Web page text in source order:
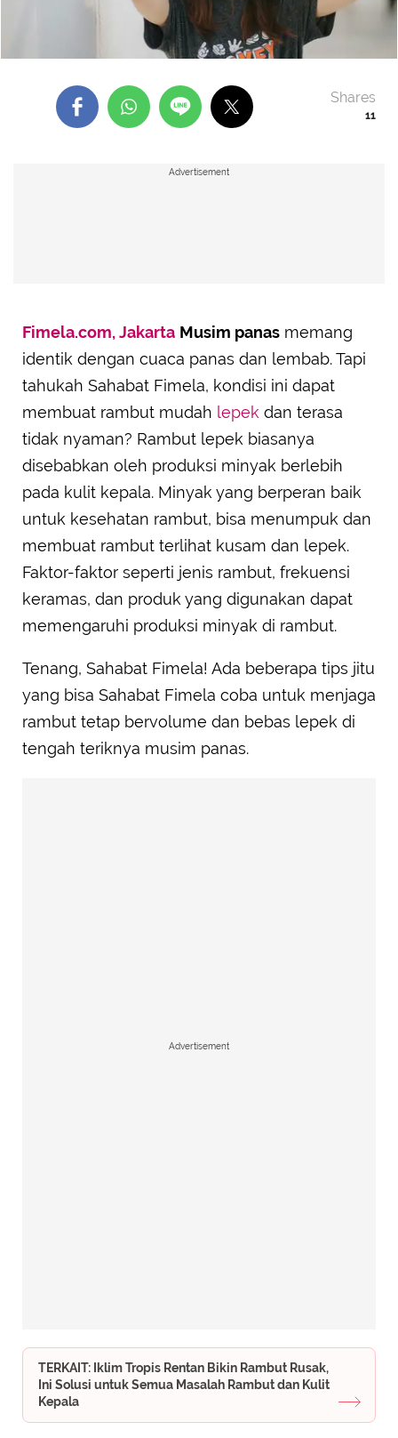
11
Shares
Advertisement
Fimela.com, Jakarta Musim panas memang
identik dengan cuaca panas dan lembab. Tapi
tahukah Sahabat Fimela, kondisi ini dapat
membuat rambut mudah lepek dan terasa
tidak nyaman? Rambut lepek biasanya
disebabkan oleh produksi minyak berlebih
pada kulit kepala. Minyak yang berperan baik
untuk kesehatan rambut, bisa menumpuk dan
membuat rambut terlihat kusam dan lepek.
Faktor-faktor seperti jenis rambut, frekuensi
keramas, dan produk yang digunakan dapat
memengaruhi produksi minyak di rambut.
Tenang, Sahabat Fimela! Ada beberapa tips jitu
yang bisa Sahabat Fimela coba untuk menjaga
rambut tetap bervolume dan bebas lepek di
tengah teriknya musim panas.
Advertisement
TERKAIT: Iklim Tropis Rentan Bikin Rambut Rusak,
Ini Solusi untuk Semua Masalah Rambut dan Kulit
Kepala